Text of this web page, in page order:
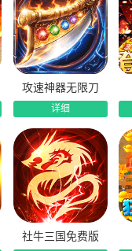
攻速神器无限刀
详细
社牛三国免费版